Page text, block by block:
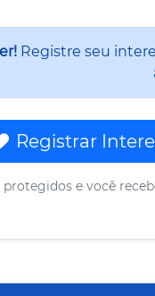
Registre seu
Registrar
protegidos e você